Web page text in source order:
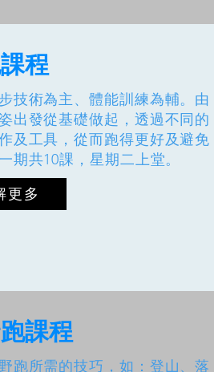
程
技術為主、體能訓練為輔。由
出發從基礎做起，透過不同的
及工具，從而跑得更好及避免
期共10課，星期二上堂。
更多
課程
跑所需的技巧，如：登山、落